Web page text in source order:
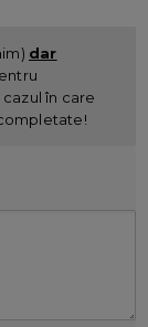
dar
în care